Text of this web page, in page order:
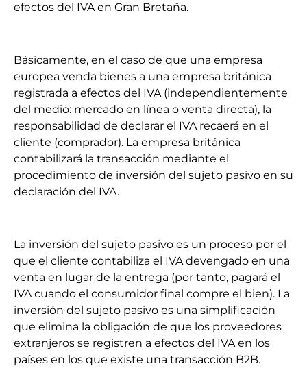
efectos del IVA en Gran Bretaña.
Básicamente, en el caso de que una empresa
europea venda bienes a una empresa británica
registrada a efectos del IVA (independientemente
del medio: mercado en línea o venta directa), la
responsabilidad de declarar el IVA recaerá en el
cliente (comprador). La empresa británica
contabilizará la transacción mediante el
procedimiento de inversión del sujeto pasivo en su
declaración del IVA.
La inversión del sujeto pasivo es un proceso por el
que el cliente contabiliza el IVA devengado en una
venta en lugar de la entrega (por tanto, pagará el
IVA cuando el consumidor final compre el bien). La
inversión del sujeto pasivo es una simplificación
que elimina la obligación de que los proveedores
extranjeros se registren a efectos del IVA en los
países en los que existe una transacción B2B.